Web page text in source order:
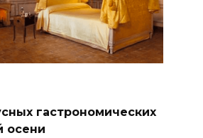
гастрономических
осени